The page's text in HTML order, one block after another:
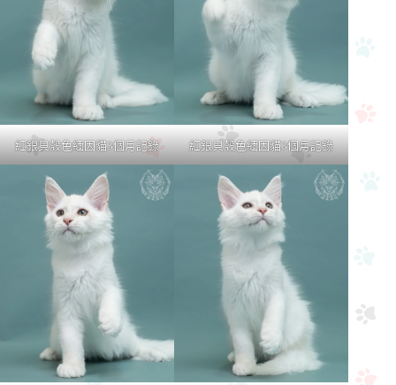
紅銀貝殼色緬因貓3個月記錄 紅銀貝殼色緬因貓3個月記錄